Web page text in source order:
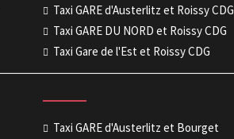
Taxi GARE d'Austerlitz et Roissy CDG
Taxi GARE DU NORD et Roissy CDG
Taxi Gare de l'Est et Roissy CDG
Taxi GARE d'Austerlitz et Bourget